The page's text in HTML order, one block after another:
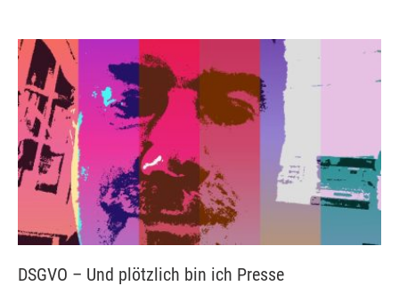
DSGVO – Und plötzlich bin ich Presse